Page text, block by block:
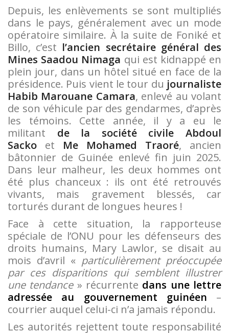
Depuis, les enlèvements se sont multipliés
dans le pays, généralement avec un mode
opératoire similaire. À la suite de Foniké et
Billo, c’est l’ancien secrétaire général des
Mines Saadou Nimaga qui est kidnappé en
plein jour, dans un hôtel situé en face de la
présidence. Puis vient le tour du journaliste
Habib Marouane Camara, enlevé au volant
de son véhicule par des gendarmes, d’après
les témoins. Cette année, il y a eu le
militant de la société civile Abdoul
Sacko et Me Mohamed Traoré, ancien
bâtonnier de Guinée enlevé fin juin 2025.
Dans leur malheur, les deux hommes ont
été plus chanceux : ils ont été retrouvés
vivants, mais gravement blessés, car
torturés durant de longues heures !
Face à cette situation,
la rapporteuse
spéciale de l’ONU pour les défenseurs des
droits humains, Mary Lawlor, se disait au
mois d’avril « particulièrement préoccupée
par ces disparitions qui semblent illustrer
une tendance» récurrente dans une lettre
adressée au gouvernement guinéen
–
courrier auquel celui-ci n’a jamais répondu.
Les autorités rejettent toute responsabilité